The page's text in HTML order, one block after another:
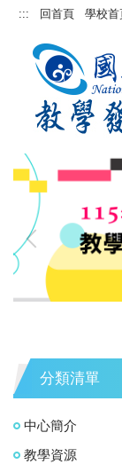
跳::: 回首頁 學校首
分類清單
中心簡介
教學資源